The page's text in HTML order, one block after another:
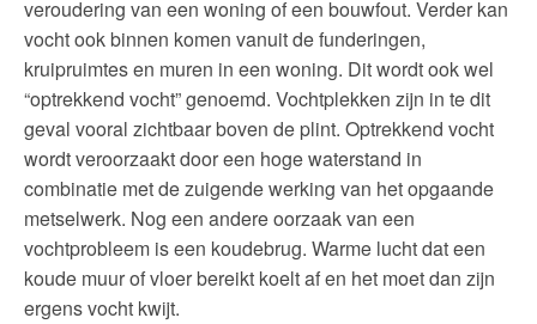
veroudering van een woning of een bouwfout. Verder kan
vocht ook binnen komen vanuit de funderingen,
kruipruimtes en muren in een woning. Dit wordt ook wel
“optrekkend vocht” genoemd. Vochtplekken zijn in te dit
geval vooral zichtbaar boven de plint. Optrekkend vocht
wordt veroorzaakt door een hoge waterstand in
combinatie met de zuigende werking van het opgaande
metselwerk. Nog een andere oorzaak van een
vochtprobleem is een koudebrug. Warme lucht dat een
koude muur of vloer bereikt koelt af en het moet dan zijn
ergens vocht kwijt.